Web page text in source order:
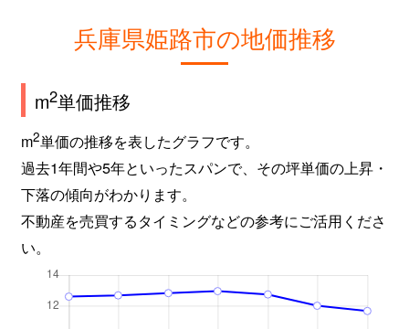
兵庫県姫路市の地価推移
m2単価推移
m2単価の推移を表したグラフです。
過去1年間や5年といったスパンで、その坪単価の上昇・
下落の傾向がわかります。
不動産を売買するタイミングなどの参考にご活用くださ
い。